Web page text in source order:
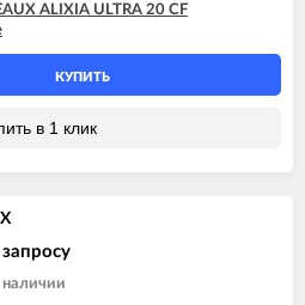
ALIXIA ULTRA 20 CF
ALIXIA ULTRA 20 FF
ALIXIA ULTRA 24 CF
ALIXIA ULTRA 24 FF
INOA ULTRA 24 FF
PIGMA ULTRA 25 FF
PIGMA ULTRA SYSTEM 25 CF
PIGMA ULTRA SYSTEM 25 FF
PIGMA ULTRA SYSTEM 35 FF
КУПИТЬ
в 1 клик
наличии